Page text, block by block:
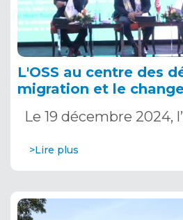
L'OSS au centre des
migration et le
Le 19 décembre 2024,
>Lire plus